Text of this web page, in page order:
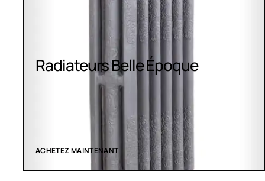
Climatisation Greenor
VOIR LES CRÉATIONS